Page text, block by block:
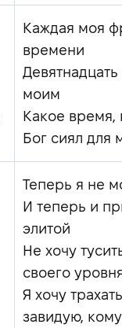
Каждая моя
времени
моим
Какое время,
Бог сиял для
Теперь я не
И теперь и
элитой
Не хочу
своего
Я хочу
завидую,